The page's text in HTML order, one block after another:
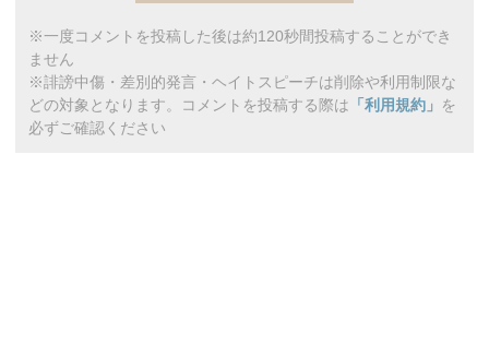
※一度コメントを投稿した後は約120秒間投稿することができ
ません
※誹謗中傷・差別的発言・ヘイトスピーチは削除や利用制限な
どの対象となります。コメントを投稿する際は 「利用規約」 を
必ずご確認ください